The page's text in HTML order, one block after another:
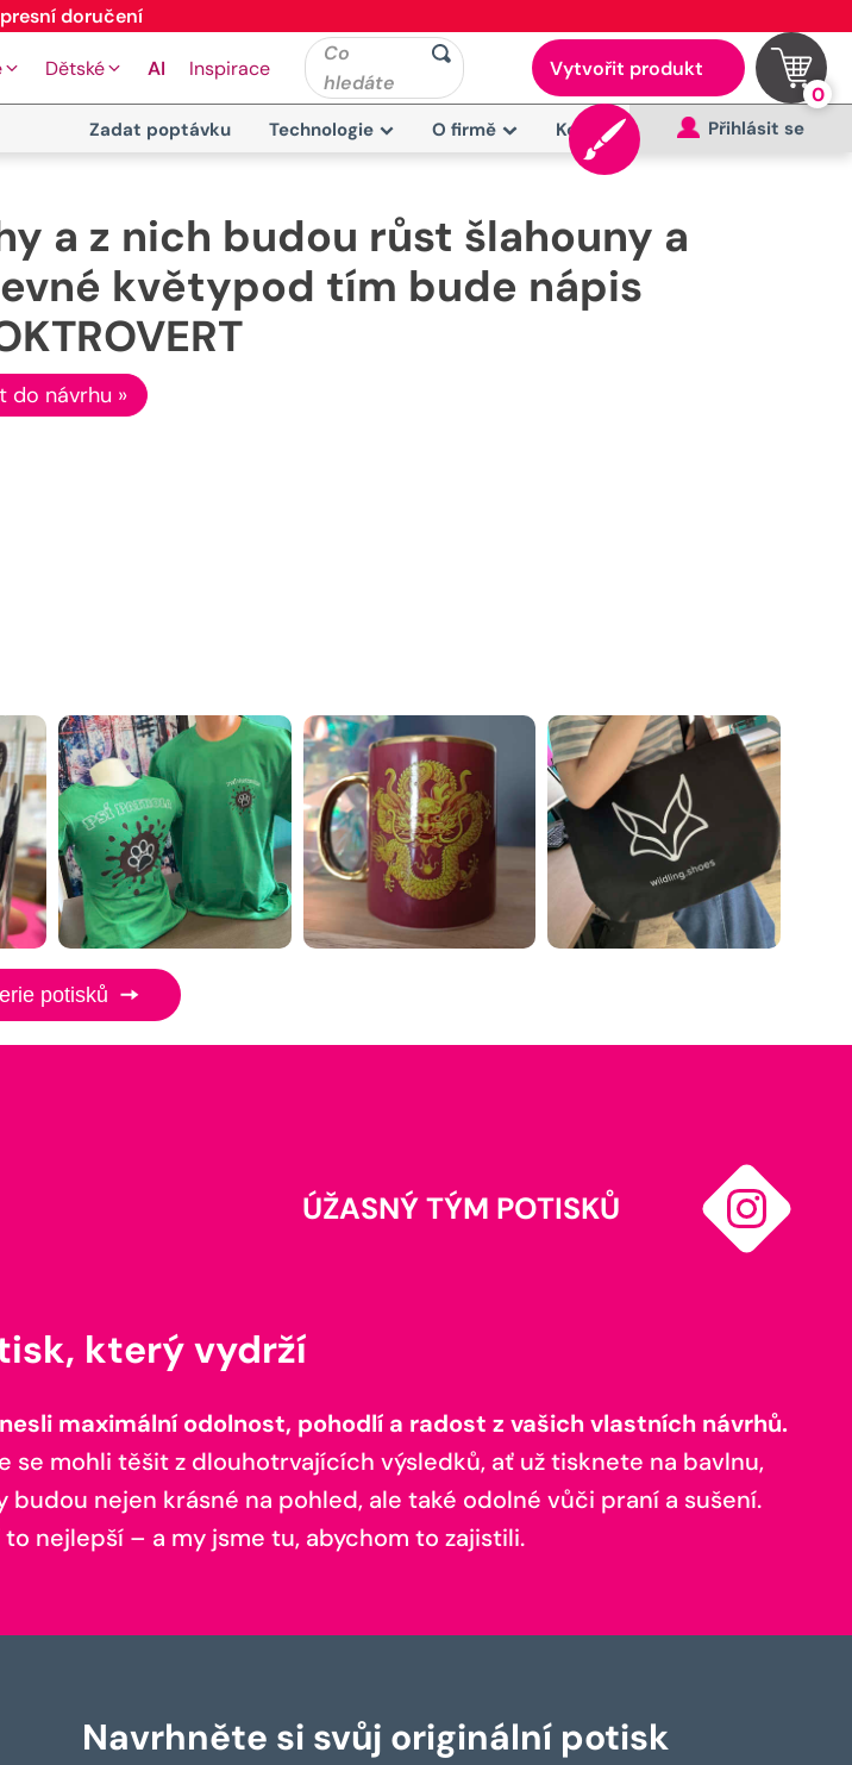
Dětské AI Inspirace
Co
hledáte
Vytvořit produkt
0
Zadat poptávku Technologie O firmě Kontakt Přihlásit se
a z nich budou růst šlahouny a
květypod tím bude nápis
do návrhu »
potisků
ÚŽASNÝ TÝM POTISKŮ
který vydrží
maximální odolnost, pohodlí a radost z vašich vlastních návrhů.
se mohli těšit z dlouhotrvajících výsledků, ať už tisknete na bavlnu,
nejen krásné na pohled, ale také odolné vůči praní a sušení.
nejlepší – a my jsme tu, abychom to zajistili.
Navrhněte si svůj originální potisk